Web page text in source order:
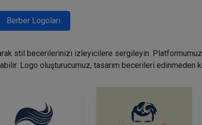
Berber Logoları
stil becerilerinizi izleyicilere sergileyin.
Logo oluşturucumuz, tasarım becerileri edinmeden